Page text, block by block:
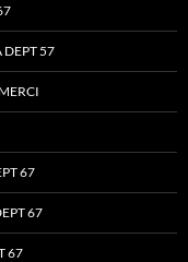
DEPT 57
67
67
67